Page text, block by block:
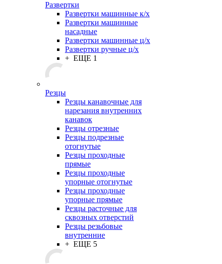
Развертки
Развертки машинные к/х
Развертки машинные
насадные
Развертки машинные ц/х
Развертки ручные ц/х
+ ЕЩЕ 1
Резцы
Резцы канавочные для
нарезания внутренних
канавок
Резцы отрезные
Резцы подрезные
отогнутые
Резцы проходные
прямые
Резцы проходные
упорные отогнутые
Резцы проходные
упорные прямые
Резцы расточные для
сквозных отверстий
Резцы резьбовые
внутренние
+ ЕЩЕ 5